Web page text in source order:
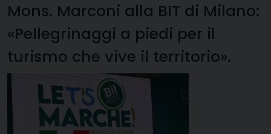
Mons. Marconi alla BIT di Milano:
«Pellegrinaggi a piedi per il
turismo che vive il territorio».